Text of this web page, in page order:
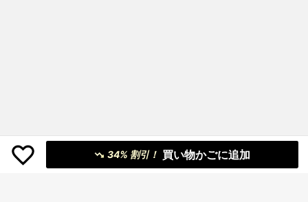
34% 割引！ 買い物かごに追加